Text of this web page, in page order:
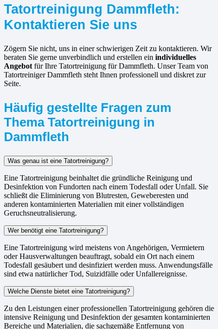
Tatortreinigung Dammfleth:
Kontaktieren Sie uns
Zögern Sie nicht, uns in einer schwierigen Zeit zu kontaktieren. Wir
beraten Sie gerne unverbindlich und erstellen ein individuelles
Angebot für Ihre Tatortreinigung für Dammfleth. Unser Team von
Tatortreiniger Dammfleth steht Ihnen professionell und diskret zur
Seite.
Häufig gestellte Fragen zum
Thema Tatortreinigung in
Dammfleth
Was genau ist eine Tatortreinigung?
Eine Tatortreinigung beinhaltet die gründliche Reinigung und
Desinfektion von Fundorten nach einem Todesfall oder Unfall. Sie
schließt die Eliminierung von Blutresten, Geweberesten und
anderen kontaminierten Materialien mit einer vollständigen
Geruchsneutralisierung.
Wer benötigt eine Tatortreinigung?
Eine Tatortreinigung wird meistens von Angehörigen, Vermietern
oder Hausverwaltungen beauftragt, sobald ein Ort nach einem
Todesfall gesäubert und desinfiziert werden muss. Anwendungsfälle
sind etwa natürlicher Tod, Suizidfälle oder Unfallereignisse.
Welche Dienste bietet eine Tatortreinigung?
Zu den Leistungen einer professionellen Tatortreinigung gehören die
intensive Reinigung und Desinfektion der gesamten kontaminierten
Bereiche und Materialien, die sachgemäße Entfernung von